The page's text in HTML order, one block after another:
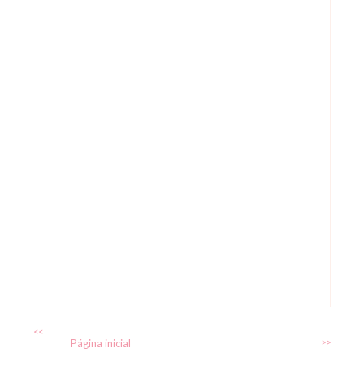
<<
>>
Página inicial